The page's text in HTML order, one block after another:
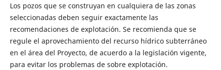
Los pozos que se construyan en cualquiera de las zonas
seleccionadas deben seguir exactamente las
recomendaciones de explotación. Se recomienda que se
regule el aprovechamiento del recurso hídrico subterráneo
en el área del Proyecto, de acuerdo a la legislación vigente,
para evitar los problemas de sobre explotación.